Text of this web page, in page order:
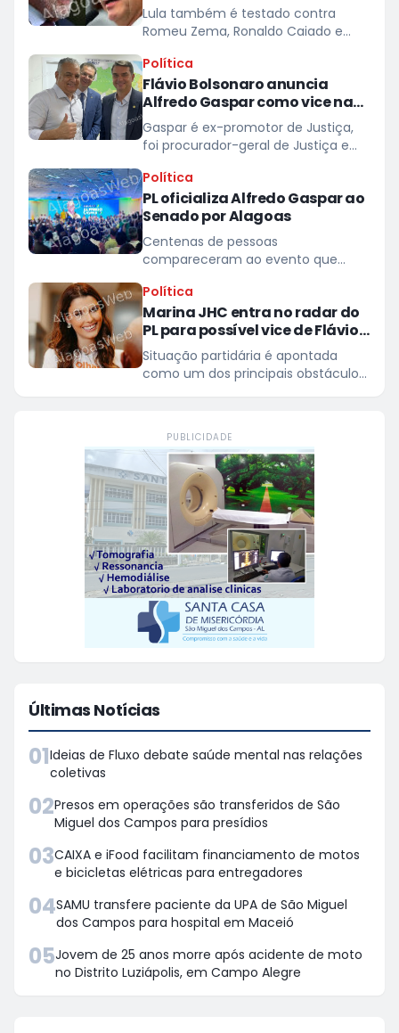
eventual 2º turno contra Flávio
Bolsonaro, aponsta Quaest
Lula também é testado contra
Romeu Zema, Ronaldo Caiado e
Política
Flávio Bolsonaro anuncia
Alfredo Gaspar como vice na
chapa dele à Presidência
Gaspar é ex-promotor de Justiça,
foi procurador-geral de Justiça e
estado
Política
PL oficializa Alfredo Gaspar ao
Senado por Alagoas
Centenas de pessoas
compareceram ao evento que
Política
Marina JHC entra no radar do
PL para possível vice de Flávio
Bolsonaro
Situação partidária é apontada
como um dos principais obstáculos
PUBLICIDADE
Últimas Notícias
01Ideias de Fluxo debate saúde mental nas relações
coletivas
02Presos em operações são transferidos de São
Miguel dos Campos para presídios
03CAIXA e iFood facilitam financiamento de motos
e bicicletas elétricas para entregadores
04SAMU transfere paciente da UPA de São Miguel
dos Campos para hospital em Maceió
05Jovem de 25 anos morre após acidente de moto
no Distrito Luziápolis, em Campo Alegre